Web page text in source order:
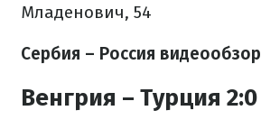
Младенович, 54
Сербия – Россия видеообзор
Венгрия – Турция 2:0